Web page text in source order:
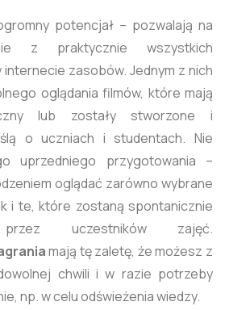
potencjał – pozwalają na
z praktycznie wszystkich
zasobów. Jednym z nich
oglądania filmów, które mają
lub zostały stworzone i
o uczniach i studentach. Nie
uprzedniego przygotowania –
oglądać zarówno wybrane
i te, które zostaną spontanicznie
przez uczestników zajęć.
mają tę zaletę, że możesz z
chwili i w razie potrzeby
np. w celu odświeżenia wiedzy.